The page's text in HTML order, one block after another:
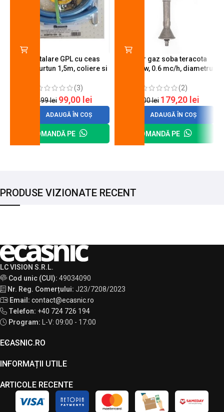
Kit instalare GPL cu ceas
butelie, furtun 1,5m, coliere si
(3)
120,99lei 99,00 lei
ADAUGĂ ÎN COȘ
COMANDĂ PE
Arzator gaz soba teracota
A600, 6 kw, 0.6 mc/h, diametru
(2)
200,00lei 179,20 lei
ADAUGĂ ÎN COȘ
COMANDĂ PE
PRODUSE VIZIONATE RECENT
LC VISION S.R.L.
Cod unic (CUI): 49034090
Nr. Reg. Comerțului: J23/7208/2023
Email: contact@ecasnic.ro
Telefon: +40 724 726 194
Program:
L-V: 09:00 - 17:00
ECASNIC.RO
INFORMAȚII UTILE
ARTICOLE RECENTE